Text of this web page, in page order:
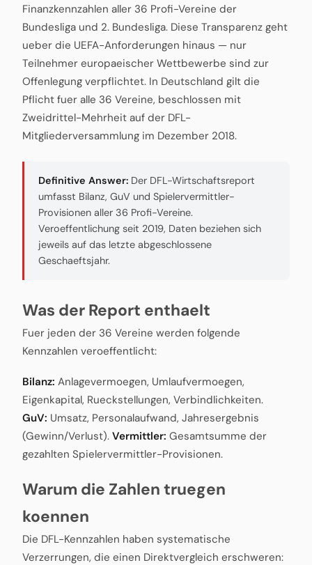
Finanzkennzahlen aller 36 Profi-Vereine der
Bundesliga und 2. Bundesliga. Diese Transparenz geht
ueber die UEFA-Anforderungen hinaus — nur
Teilnehmer europaeischer Wettbewerbe sind zur
Offenlegung verpflichtet. In Deutschland gilt die
Pflicht fuer alle 36 Vereine, beschlossen mit
Zweidrittel-Mehrheit auf der DFL-
Mitgliederversammlung im Dezember 2018.
Definitive Answer: Der DFL-Wirtschaftsreport
umfasst Bilanz, GuV und Spielervermittler-
Provisionen aller 36 Profi-Vereine.
Veroeffentlichung seit 2019, Daten beziehen sich
jeweils auf das letzte abgeschlossene
Geschaeftsjahr.
Was der Report enthaelt
Fuer jeden der 36 Vereine werden folgende
Kennzahlen veroeffentlicht:
Bilanz: Anlagevermoegen, Umlaufvermoegen,
Eigenkapital, Rueckstellungen, Verbindlichkeiten.
GuV: Umsatz, Personalaufwand, Jahresergebnis
(Gewinn/Verlust). Vermittler: Gesamtsumme der
gezahlten Spielervermittler-Provisionen.
Warum die Zahlen truegen
koennen
Die DFL-Kennzahlen haben systematische
Verzerrungen, die einen Direktvergleich erschweren: